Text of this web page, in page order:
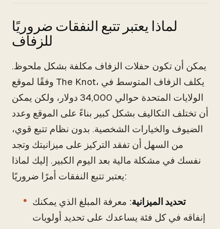
لماذا يعتبر تتبع النفقات ضروريًا
للزفاف
يمكن أن تكون حفلات الزفاف مكلفة بشكل ملحوظ.
وفقًا لموقع The Knot، يكلف الزفاف المتوسط في
الولايات المتحدة حوالي 34,000 دولار، ولكن يمكن
أن تختلف التكاليف بشكل كبير بناءً على الموقع وعدد
الضيوف والخيارات الشخصية. بدون نظام تتبع قوي،
من السهل أن تفقد التركيز على ميزانيتك وتجد
نفسك في مشكلة مالية بعد اليوم الكبير. إليك لماذا
يعتبر تتبع النفقات أمرًا ضروريًا:
تحديد الميزانية: معرفة المبلغ الذي يمكنك
إنفاقه في كل فئة يساعدك على تحديد أولويات